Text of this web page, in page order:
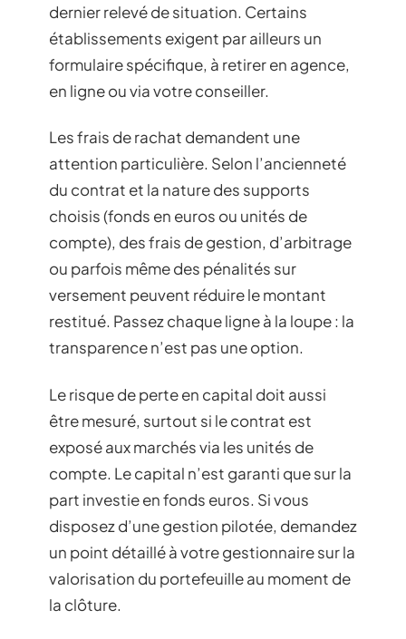
dernier relevé de situation. Certains
établissements exigent par ailleurs un
formulaire spécifique, à retirer en agence,
en ligne ou via votre conseiller.
Les frais de rachat demandent une
attention particulière. Selon l’ancienneté
du contrat et la nature des supports
choisis (fonds en euros ou unités de
compte), des frais de gestion, d’arbitrage
ou parfois même des pénalités sur
versement peuvent réduire le montant
restitué. Passez chaque ligne à la loupe : la
transparence n’est pas une option.
Le risque de perte en capital doit aussi
être mesuré, surtout si le contrat est
exposé aux marchés via les unités de
compte. Le capital n’est garanti que sur la
part investie en fonds euros. Si vous
disposez d’une gestion pilotée, demandez
un point détaillé à votre gestionnaire sur la
valorisation du portefeuille au moment de
la clôture.